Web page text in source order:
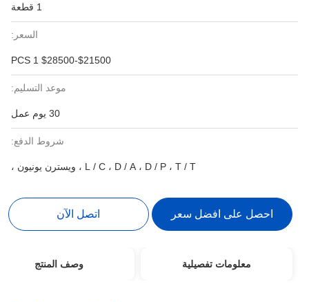
السعر:
$21500-$28500 1 PCS
موعد التسليم:
30 يوم عمل
شروط الدفع:
L / C ، D / A ، D / P ، T / T ، ويسترن يونيون ،
احصل على افضل سعر اتصل الآن
معلومات تفصيلية وصف المنتج